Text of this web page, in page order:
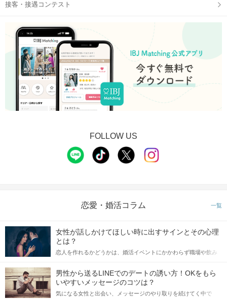
接客・接遇コンテスト
FOLLOW US
恋愛・婚活コラム 一覧
女性が話しかけてほしい時に出すサインとその心理
とは？
恋人を作れるかどうかは、婚活イベントにかかわらず職場や飲み
てアプローチできるかにも左右されます。 これから恋人作りを本
格的に始めようとしている方は、女性が異性を求めて出すサイン
をしっかりと理解し、正しい行動に移せるかどうかが重要。 この
記事では、女性が話しかけて欲しい時に出すサインとその心理を
男性から送るLINEでのデートの誘い方！OKをもら
いやすいメッセージのコツは？
気になる女性と出会い、メッセージのやり取りを続けてく中で